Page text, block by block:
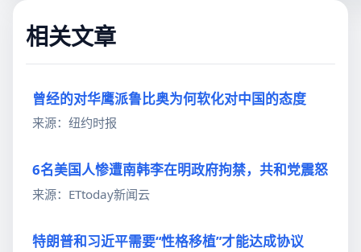
相关文章
曾经的对华鹰派鲁比奥为何软化对中国的态度
来源：纽约时报
6名美国人惨遭南韩李在明政府拘禁，共和党震怒
来源：ETtoday新闻云
特朗普和习近平需要“性格移植”才能达成协议